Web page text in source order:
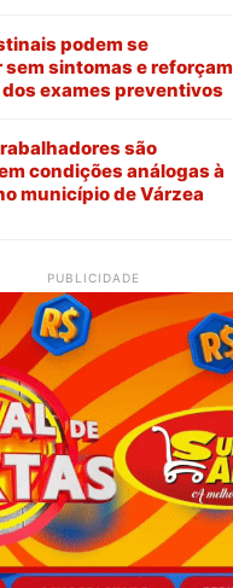
podem se
sintomas e reforçam
exames preventivos
são
condições análogas à
município de Várzea
PUBLICIDADE